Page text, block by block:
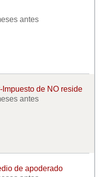
antes
de NO reside
antes
de apoderado